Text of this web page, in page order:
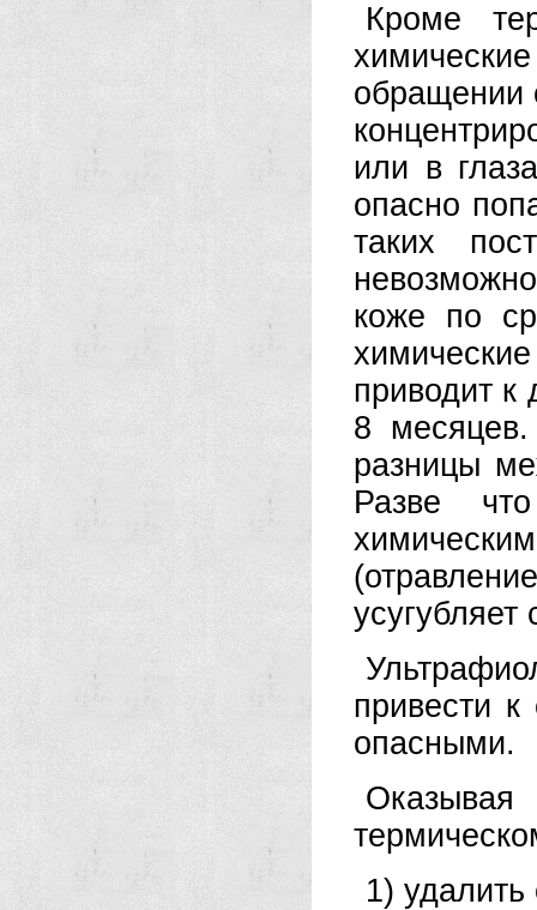
Кроме
обращении
или в
опасно
таких
коже по
приводит
8
разницы
Разве
усугубляет
привести
опасными.
1) удалить